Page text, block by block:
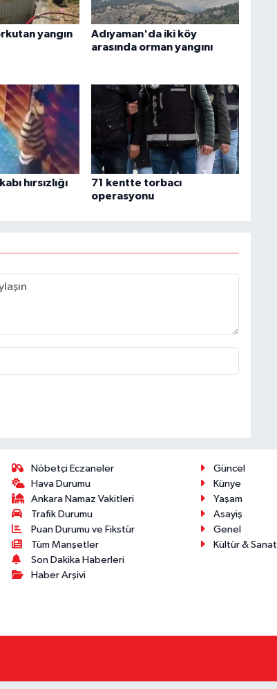
yangın
Adıyaman'da iki köy
arasında orman yangını
hırsızlığı
71 kentte torbacı
operasyonu
Nöbetçi Eczaneler
Hava Durumu
Ankara Namaz Vakitleri
Trafik Durumu
Puan Durumu ve Fikstür
Tüm Manşetler
Son Dakika Haberleri
Haber Arşivi
Güncel
Künye
Yaşam
Asayiş
Genel
Kültür & Sanat